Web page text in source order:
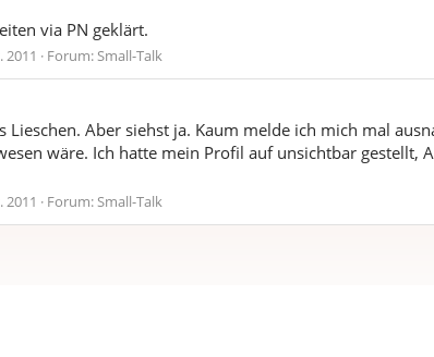
via PN geklärt.
2011 Forum:Small-Talk
Lieschen. Aber siehst ja. Kaum melde ich mich mal
wäre. Ich hatte mein Profil auf unsichtbar gestellt,
2011 Forum: Small-Talk